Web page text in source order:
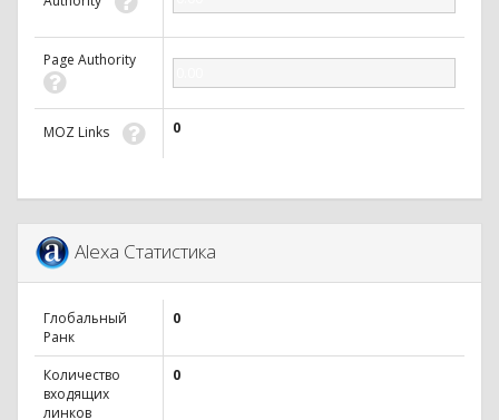
Page Authority
MOZ Links 0
Alexa Статистика
Глобальный
Ранк
0
Количество
входящих
линков
0